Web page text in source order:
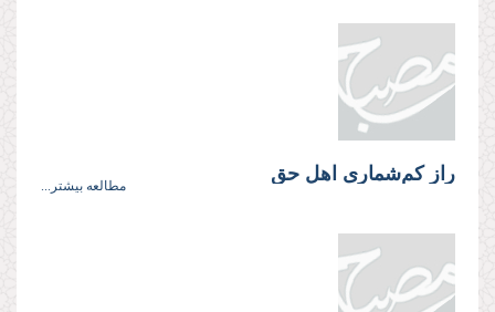
راز کم‌شماری اهل حق مطالعه بیشتر...